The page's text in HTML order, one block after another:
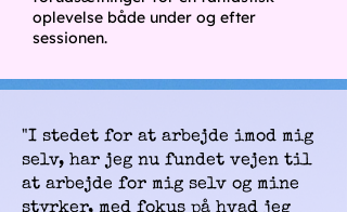
oplevelse både under og efter
sessionen.
"I stedet for at arbejde imod mig
selv, har jeg nu fundet vejen til
at arbejde for mig selv og mine